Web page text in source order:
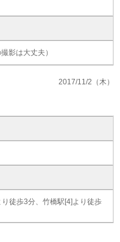
影は大丈夫）
2017/11/2（木）
徒歩3分、竹橋駅[4]より徒歩